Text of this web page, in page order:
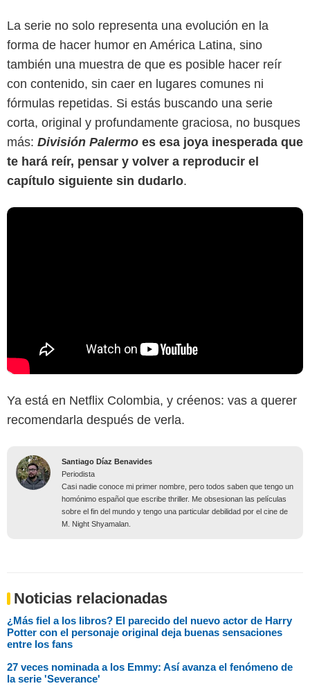
La serie no solo representa una evolución en la
forma de hacer humor en América Latina, sino
también una muestra de que es posible hacer reír
con contenido, sin caer en lugares comunes ni
fórmulas repetidas. Si estás buscando una serie
corta, original y profundamente graciosa, no busques
más: División Palermo es esa joya inesperada que
te hará reír, pensar y volver a reproducir el
capítulo siguiente sin dudarlo.
Ya está en Netflix Colombia, y créenos: vas a querer
recomendarla después de verla.
Santiago Díaz Benavides
Periodista
Casi nadie conoce mi primer nombre, pero todos saben que tengo un
homónimo español que escribe thriller. Me obsesionan las películas
sobre el fin del mundo y tengo una particular debilidad por el cine de
M. Night Shyamalan.
Noticias relacionadas
¿Más fiel a los libros? El parecido del nuevo actor de Harry
Potter con el personaje original deja buenas sensaciones
entre los fans
27 veces nominada a los Emmy: Así avanza el fenómeno de
la serie 'Severance'